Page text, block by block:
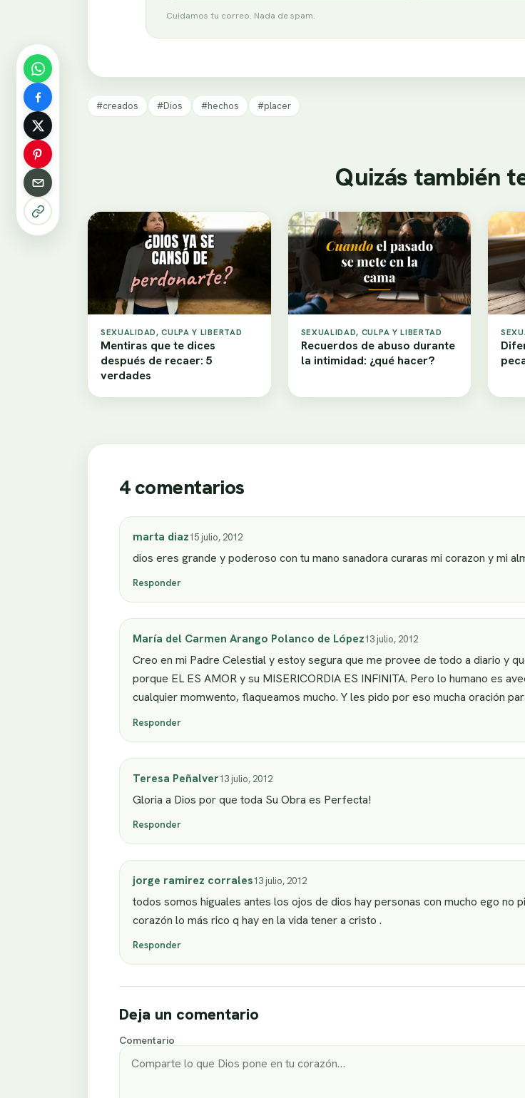
Cuidamos tu correo. Nada de spam.
#creados #Dios #hechos #placer
Quizás también
SEXUALIDAD, CULPA Y LIBERTAD
Mentiras que te dices
después de recaer: 5
verdades
SEXUALIDAD, CULPA Y LIBERTAD
Recuerdos de abuso durante
la intimidad: ¿qué hacer?
4 comentarios
marta diaz15 julio, 2012
dios eres grande y poderoso con tu mano sanadora curaras mi corazon y mi
Responder
María del Carmen Arango Polanco de López13 julio, 2012
Creo en mi Padre Celestial y estoy segura que me provee de todo a diario y
porque EL ES AMOR y su MISERICORDIA ES INFINITA. Pero lo humano es
cualquier momwento, flaqueamos mucho. Y les pido por eso mucha oración
Responder
Teresa Peñalver13 julio, 2012
Gloria a Dios por que toda Su Obra es Perfecta!
Responder
jorge ramirez corrales13 julio, 2012
todos somos higuales antes los ojos de dios hay personas con mucho ego no
corazón lo más rico q hay en la vida tener a cristo .
Responder
Deja un comentario
Comentario